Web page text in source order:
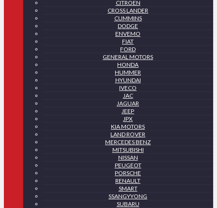
CITROEN
CROSS LANDER
CUMMINS
DODGE
ENVEMO
FIAT
FORD
GENERAL MOTORS
HONDA
HUMMER
HYUNDAI
IVECO
JAC
JAGUAR
JEEP
JPX
KIA MOTORS
LAND ROVER
MERCEDES BENZ
MITSUBISHI
NISSAN
PEUGEOT
PORSCHE
RENAULT
SMART
SSANGYYONG
SUBARU